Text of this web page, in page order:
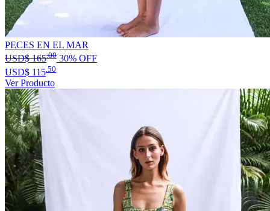
PECES EN EL MAR
USD$165.00 30% OFF
USD$ 115 .50
Ver Producto